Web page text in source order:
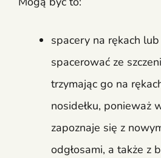
spacery na rękach
spacerować ze
trzymając go na
nosidełku, ponieważ
zapoznaje się z
odgłosami, a także z